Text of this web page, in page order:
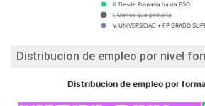
II. Desde Primaria hasta ESO
I. Menos que primaria
V. UNIVERSIDAD + FP GRADO
Distribucion de empleo por nivel
Distribucion de empleo por